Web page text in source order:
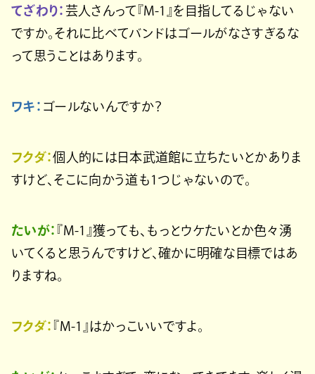
てざわり： 芸人さんって『M-1』を目指してるじゃない
ですか。それに比べてバンドはゴールがなさすぎるな
って思うことはあります。
ワキ： ゴールないんですか？
フクダ：個人的には日本武道館に立ちたいとかありま
すけど、そこに向かう道も1つじゃないので。
たいが： 『M-1』獲っても、もっとウケたいとか色々湧
いてくると思うんですけど、確かに明確な目標ではあ
りますね。
フクダ： 『M-1』はかっこいいですよ。